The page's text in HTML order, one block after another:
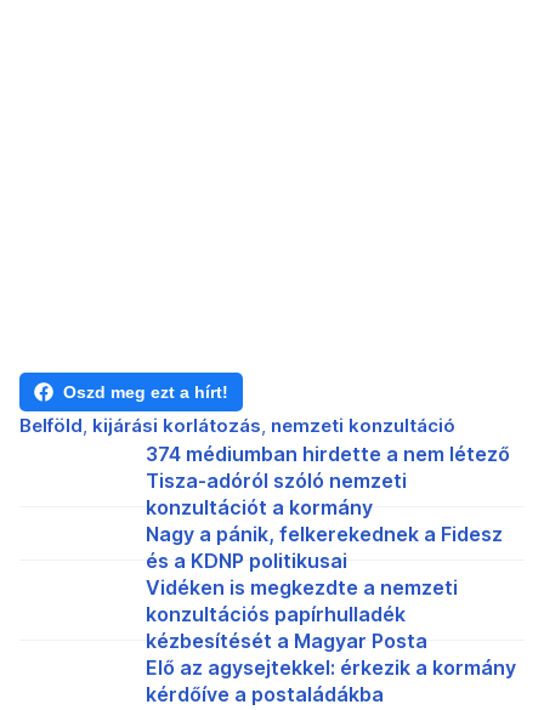
Oszd meg ezt a hírt!
Belföld kijárási korlátozás nemzeti konzultáció
374 médiumban hirdette a nem létező
Tisza-adóról szóló nemzeti
konzultációt a kormány
Nagy a pánik, felkerekednek a Fidesz
és a KDNP politikusai
Vidéken is megkezdte a nemzeti
konzultációs papírhulladék
kézbesítését a Magyar Posta
Elő az agysejtekkel: érkezik a kormány
kérdőíve a postaládákba